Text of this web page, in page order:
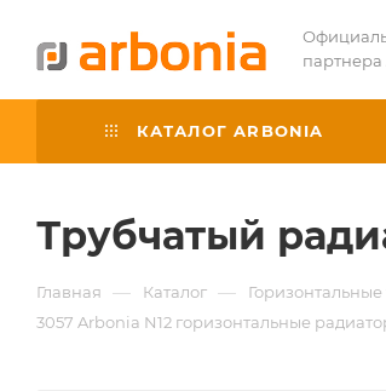
партнера
КАТАЛОГ ARBONIA
Трубчатый
Главная — Каталог —
3057 Arbonia N12 горизонтальные